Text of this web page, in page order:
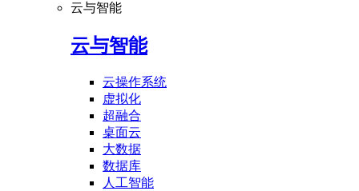
云与智能
云与智能
云操作系统
虚拟化
超融合
桌面云
大数据
数据库
人工智能